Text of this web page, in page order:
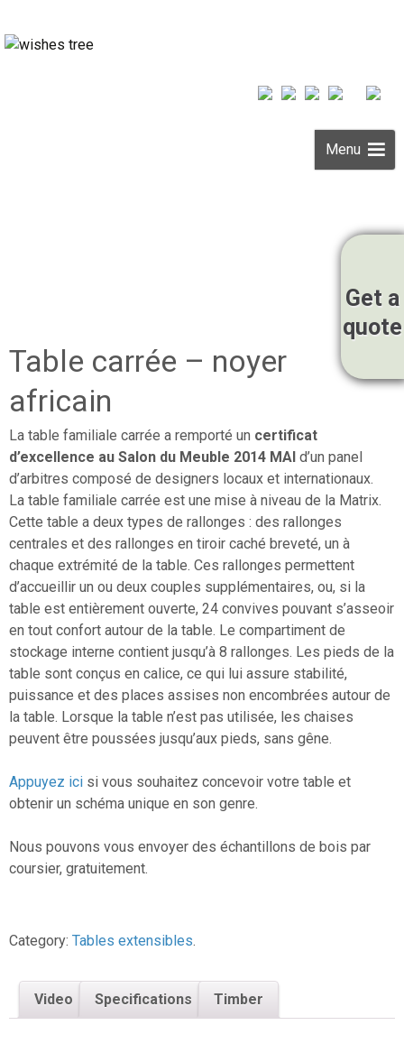
Menu
content
Get a
quote
Table carrée – noyer
africain
La table familiale carrée a remporté un certificat
d’excellence au Salon du Meuble 2014 MAI d’un panel
d’arbitres composé de designers locaux et internationaux.
La table familiale carrée est une mise à niveau de la Matrix.
Cette table a deux types de rallonges : des rallonges
centrales et des rallonges en tiroir caché breveté, un à
chaque extrémité de la table. Ces rallonges permettent
d’accueillir un ou deux couples supplémentaires, ou, si la
table est entièrement ouverte, 24 convives pouvant s’asseoir
en tout confort autour de la table. Le compartiment de
stockage interne contient jusqu’à 8 rallonges. Les pieds de la
table sont conçus en calice, ce qui lui assure stabilité,
puissance et des places assises non encombrées autour de
la table. Lorsque la table n’est pas utilisée, les chaises
peuvent être poussées jusqu’aux pieds, sans gêne.
Appuyez ici si vous souhaitez concevoir votre table et
obtenir un schéma unique en son genre.
Nous pouvons vous envoyer des échantillons de bois par
coursier, gratuitement.
Category: Tables extensibles.
Video Specifications Timber